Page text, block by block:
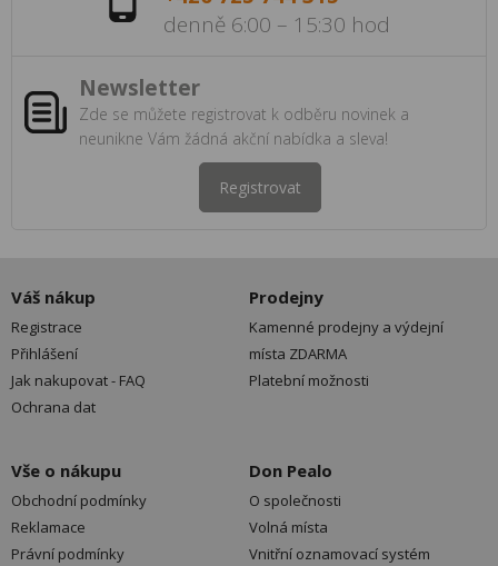
denně 6:00 – 15:30 hod
Newsletter
Zde se můžete registrovat k odběru novinek a
neunikne Vám žádná akční nabídka a sleva!
Registrovat
Váš nákup
Registrace
Přihlášení
Jak nakupovat - FAQ
Ochrana dat
Prodejny
Kamenné prodejny a výdejní
místa ZDARMA
Platební možnosti
Vše o nákupu
Obchodní podmínky
Reklamace
Právní podmínky
Don Pealo
O společnosti
Volná místa
Vnitřní oznamovací systém